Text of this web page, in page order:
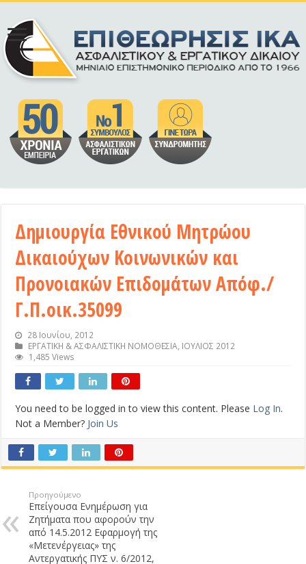
Δημιουργία Εθνικού Μητρώου
Δικαιούχων Κοινωνικών και
Προνοιακών Επιδομάτων Απόφ./
Γ.Π.οικ.35099
28 Ιουνίου, 2012
ΕΡΓΑΤΙΚΗ & ΑΣΦΑΛΙΣΤΙΚΗ ΝΟΜΟΘΕΣΙΑ, ΙΟΥΛΙΟΣ 2012
1,485 Views
You need to be logged in to view this content. Please Log In.
Not a Member? Join Us
Προηγούμενο
Επείγουσα Ενημέρωση για
Ζητήματα που αφορούν την
από 14.5.2012 Εφαρμογή της
«Μετενέργειας» της
Αντεργατικής ΠΥΣ ν. 6/2012,